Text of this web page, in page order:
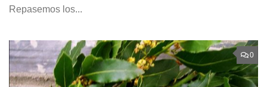
Repasemos los...
0